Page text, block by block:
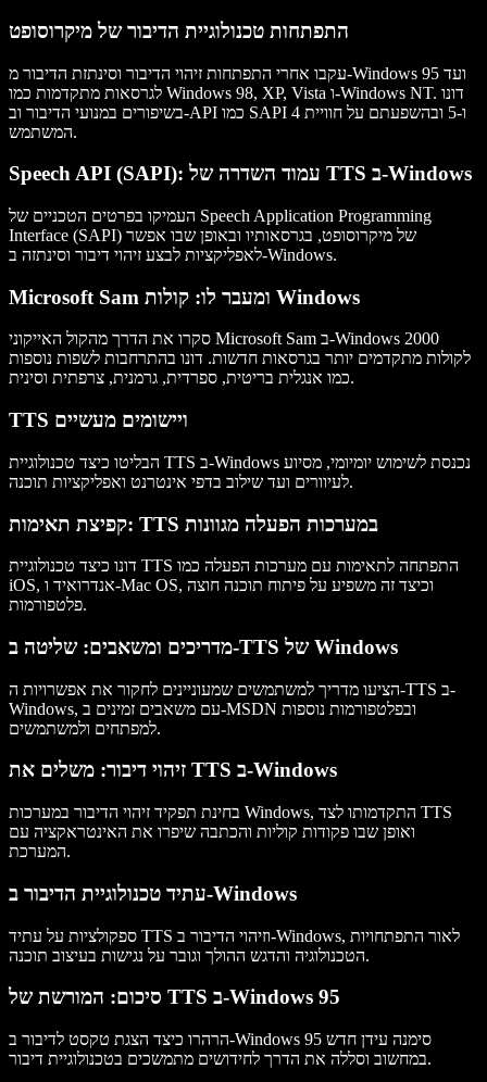
התפתחות טכנולוגיית הדיבור של מיקרוסופט
עקבו אחרי התפתחות זיהוי הדיבור וסינתזת הדיבור מ-Windows 95 ועד
לגרסאות מתקדמות כמו Windows 98, XP, Vista ו-Windows NT. דונו
בשיפורים במנועי הדיבור וב-API כמו SAPI 4 ו-5 ובהשפעתם על חוויית
המשתמש.
Speech API (SAPI): עמוד השדרה של TTS ב-Windows
העמיקו בפרטים הטכניים של Speech Application Programming
Interface (SAPI) של מיקרוסופט, בגרסאותיו ובאופן שבו אפשר
לאפליקציות לבצע זיהוי דיבור וסינתזה ב-Windows.
Microsoft Sam ומעבר לו: קולות Windows
סקרו את הדרך מהקול האייקוני Microsoft Sam ב-Windows 2000
לקולות מתקדמים יותר בגרסאות חדשות. דונו בהתרחבות לשפות נוספות
כמו אנגלית בריטית, ספרדית, גרמנית, צרפתית וסינית.
TTS ויישומים מעשיים
הבליטו כיצד טכנולוגיית TTS ב-Windows נכנסת לשימוש יומיומי, מסיוע
לעיוורים ועד שילוב בדפי אינטרנט ואפליקציות תוכנה.
קפיצת תאימות: TTS במערכות הפעלה מגוונות
דונו כיצד טכנולוגיית TTS התפתחה לתאימות עם מערכות הפעלה כמו
iOS, אנדרואיד ו-Mac OS, וכיצד זה משפיע על פיתוח תוכנה חוצה
פלטפורמות.
מדריכים ומשאבים: שליטה ב-TTS של Windows
הציעו מדריך למשתמשים שמעוניינים לחקור את אפשרויות ה-TTS ב-
Windows, עם משאבים זמינים ב-MSDN ובפלטפורמות נוספות
למפתחים ולמשתמשים.
זיהוי דיבור: משלים את TTS ב-Windows
בחינת תפקיד זיהוי הדיבור במערכות Windows, התקדמותו לצד TTS
ואופן שבו פקודות קוליות והכתבה שיפרו את האינטראקציה עם
המערכת.
עתיד טכנולוגיית הדיבור ב-Windows
ספקולציות על עתיד TTS וזיהוי הדיבור ב-Windows, לאור התפתחויות
הטכנולוגיה והדגש ההולך וגובר על נגישות בעיצוב תוכנה.
סיכום: המורשת של TTS ב-Windows 95
הרהרו כיצד הצגת טקסט לדיבור ב-Windows 95 סימנה עידן חדש
במחשוב וסללה את הדרך לחידושים מתמשכים בטכנולוגיית דיבור.